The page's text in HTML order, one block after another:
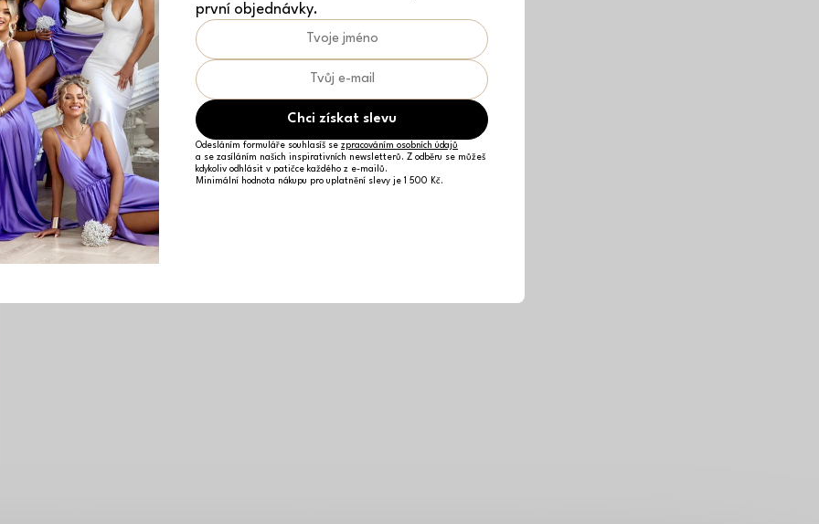
první objednávky.
Chci získat slevu
Odesláním formuláře souhlasíš se zpracováním osobních údajů
a se zasíláním našich inspirativních newsletterů. Z odběru se můžeš
kdykoliv odhlásit v patičce každého z e-mailů.
Minimální hodnota nákupu pro uplatnění slevy je 1 500 Kč.